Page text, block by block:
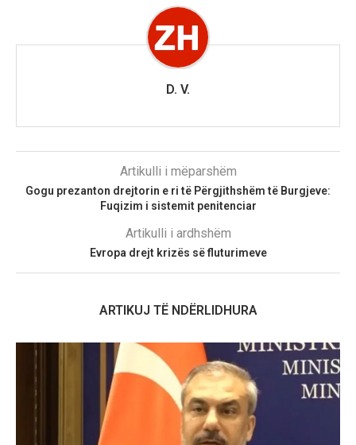
D. V.
Artikulli i mëparshëm
Gogu prezanton drejtorin e ri të Përgjithshëm të Burgjeve:
Fuqizim i sistemit penitenciar
Artikulli i ardhshëm
Evropa drejt krizës së fluturimeve
ARTIKUJ TË NDËRLIDHURA